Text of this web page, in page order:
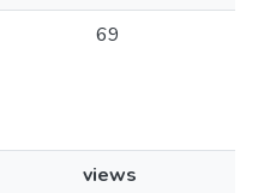
69
views